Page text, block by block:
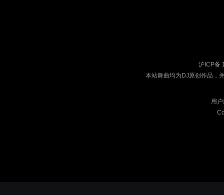
沪ICP备
本站舞曲均为DJ原创作品，
用